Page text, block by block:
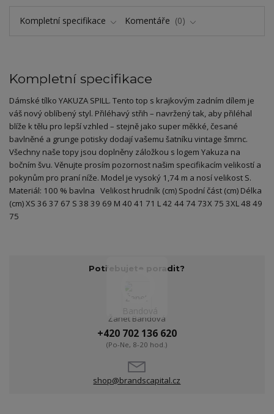
Kompletní specifikace Komentáře 0
Kompletní specifikace
Dámské tílko YAKUZA SPILL. Tento top s krajkovým zadním dílem je
váš nový oblíbený styl. Přiléhavý střih – navržený tak, aby přiléhal
blíže k tělu pro lepší vzhled – stejně jako super měkké, česané
bavlněné a grunge potisky dodají vašemu šatníku vintage šmrnc.
Všechny naše topy jsou doplněny záložkou s logem Yakuza na
bočním švu. Věnujte prosím pozornost našim specifikacím velikostí a
pokynům pro praní níže. Model je vysoký 1,74 m a nosí velikost S.
Materiál: 100 % bavlna Velikost hrudník (cm) Spodní část (cm) Délka
(cm) XS 36 37 67 S 38 39 69 M 40 41 71 L 42 44 74 73X 75 3XL 48 49
75
Potřebujete poradit?
Žanet Bandová
+420 702 136 620
(Po-Ne, 8-20 hod.)
shop@brandscapital.cz